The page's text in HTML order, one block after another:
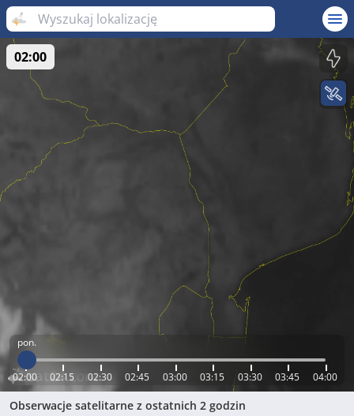
pon.
02:00 02:15 02:30 02:45 03:00 03:15 03:30 03:45 04:00
02:00
Obserwacje satelitarne z ostatnich 2 godzin